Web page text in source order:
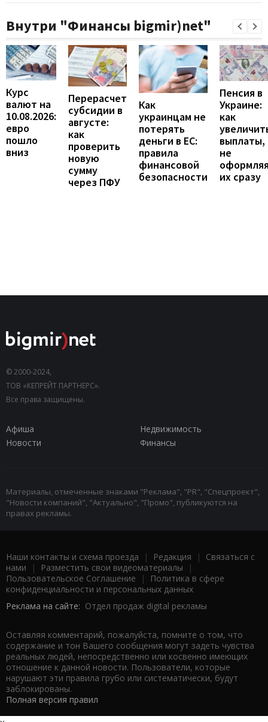
Внутри "Финансы bigmir)net"
Курс
валют на
10.08.2026:
евро
пошло
вниз
Перерасчет
субсидии в
августе:
как
проверить
новую
сумму
через ПФУ
Как
украинцам не
потерять
деньги в ЕС:
правила
финансовой
безопасности
Пенсия в
Украине:
как
выплаты,
не
их сразу
© 2000-2024,
ТОВ «КЕПРЕЙТ ПАРТНЕРС».
Все права защищены.
Афиша
Недвижимость
Новости
Финансы
Материалы, отмеченные знаками "Реклама", "PR", "Спецпроект",
"Новости компаний", "Актуально", "Промо", публикуются на
правах рекламы.
Наши контакты и схема проезда | Редакция | Связаться с
нами | Разместить свои видеоматериалы |
Пользовательское Соглашение |
Политика в сфере
конфиденциальности и персональных данных
Реклама на сайте: Отдел продаж digital рекламы
Оставляя комментарий, пожалуйста, помните о том, что
содержание и тон Вашего сообщения могут задеть чувства
реальных людей, непосредственно или косвенно имеющих
отношение к данной новости. Пользователи, которые
нарушают эти правила грубо или систематически, будут
заблокированы.
Полная версия правил